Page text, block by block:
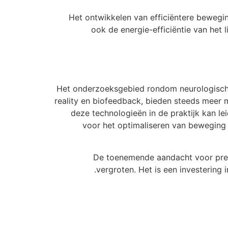
Het ontwikkelen van efficiëntere
ook de energie-efficiëntie van het
Het onderzoeksgebied rondom
reality en biofeedback, bieden steeds meer
deze technologieën in de praktijk kan
voor het optimaliseren van
De toenemende aandacht voor
vergroten. Het is een investering